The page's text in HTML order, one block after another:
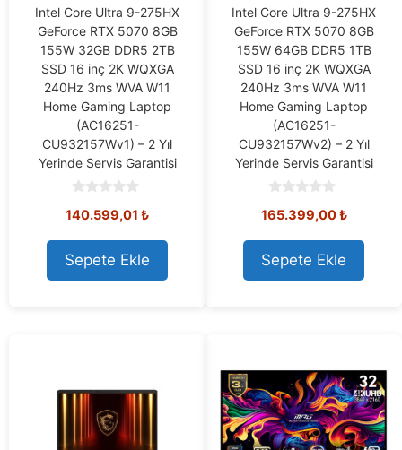
Intel Core Ultra 9-275HX
GeForce RTX 5070 8GB
155W 32GB DDR5 2TB
SSD 16 inç 2K WQXGA
240Hz 3ms WVA W11
Home Gaming Laptop
(AC16251-
CU932157Wv1) – 2 Yıl
Yerinde Servis Garantisi
o
t
o
f
5
140.599,01 ₺
Sepete Ekle
Intel Core Ultra 9-275HX
GeForce RTX 5070 8GB
155W 64GB DDR5 1TB
SSD 16 inç 2K WQXGA
240Hz 3ms WVA W11
Home Gaming Laptop
(AC16251-
CU932157Wv2) – 2 Yıl
Yerinde Servis Garantisi
o
t
o
f
5
165.399,00₺
Sepete Ekle